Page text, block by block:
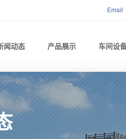
Email
闻动态 产品展示 车间设